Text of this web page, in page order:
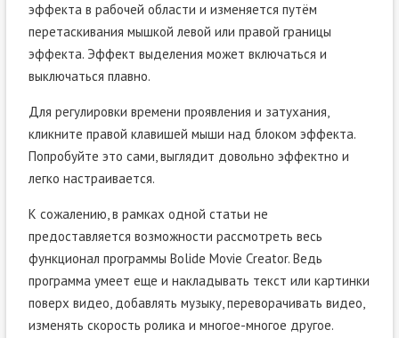
эффекта в рабочей области и изменяется путём
перетаскивания мышкой левой или правой границы
эффекта. Эффект выделения может включаться и
выключаться плавно.
Для регулировки времени проявления и затухания,
кликните правой клавишей мыши над блоком эффекта.
Попробуйте это сами, выглядит довольно эффектно и
легко настраивается.
К сожалению, в рамках одной статьи не
предоставляется возможности рассмотреть весь
функционал программы Bolide Movie Creator. Ведь
программа умеет еще и накладывать текст или картинки
поверх видео, добавлять музыку, переворачивать видео,
изменять скорость ролика и многое-многое другое.